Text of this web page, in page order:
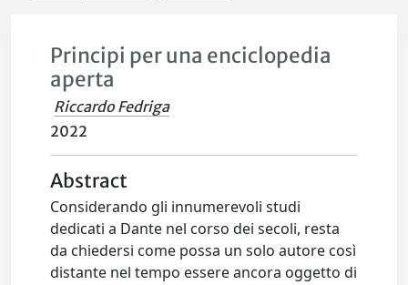
Principi per una enciclopedia
aperta
Riccardo Fedriga
2022
Abstract
Considerando gli innumerevoli studi
dedicati a Dante nel corso dei secoli, resta
da chiedersi come possa un solo autore così
distante nel tempo essere ancora oggetto di